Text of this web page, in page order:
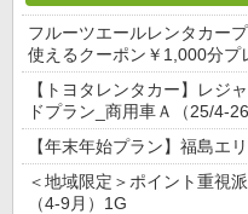
フルーツエールレンタカー
使えるクーポン￥1,000分プ
【トヨタレンタカー】レジ
ドプラン_商用車Ａ（25/4-
【年末年始プラン】福島エ
＜地域限定＞ポイント重視
（4-9月）1G